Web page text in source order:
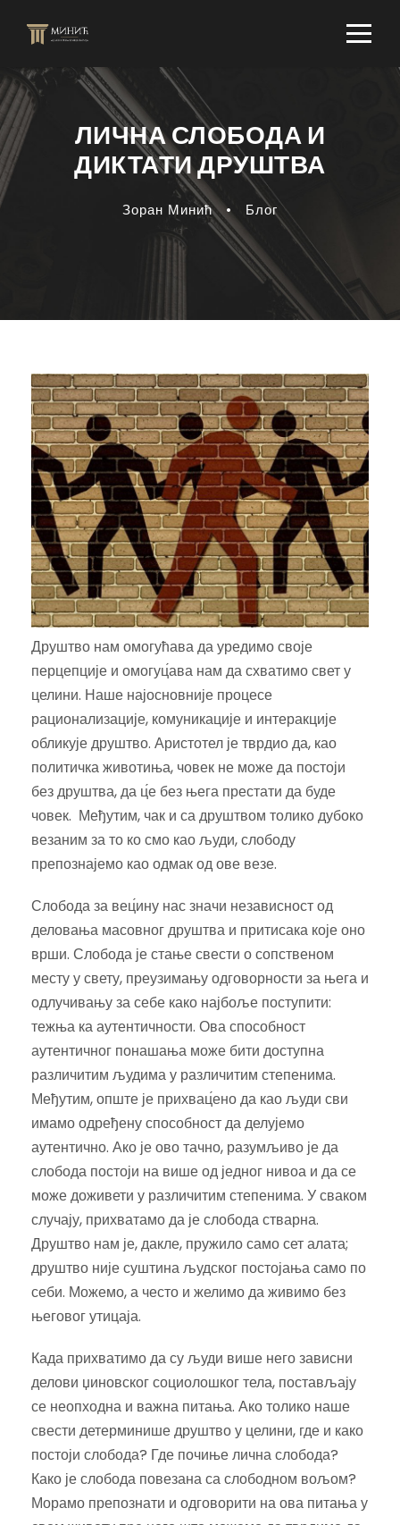
ЛИЧНА СЛОБОДА И
ДИКТАТИ ДРУШТВА
Зоран Минић • Блог
Друштво нам омогућава да уредимо своје
перцепције и омогуц́ава нам да схватимо свет у
целини. Наше најосновније процесе
рационализације, комуникације и интеракције
обликује друштво. Аристотел је тврдио да, као
политичка животиња, човек не може да постоји
без друштва, да ц́е без њега престати да буде
човек. Међутим, чак и са друштвом толико дубоко
везаним за то ко смо као људи, слободу
препознајемо као одмак од ове везе.
Слобода за вец́ину нас значи независност од
деловања масовног друштва и притисака које оно
врши. Слобода је стање свести о сопственом
месту у свету, преузимању одговорности за њега и
одлучивању за себе како најбоље поступити:
тежња ка аутентичности. Ова способност
аутентичног понашања може бити доступна
различитим људима у различитим степенима.
Међутим, опште је прихвац́ено да као људи сви
имамо одређену способност да делујемо
аутентично. Ако је ово тачно, разумљиво је да
слобода постоји на више од једног нивоа и да се
може доживети у различитим степенима. У сваком
случају, прихватамо да је слобода стварна.
Друштво нам је, дакле, пружило само сет алата;
друштво није суштина људског постојања само по
себи. Можемо, а често и желимо да живимо без
његовог утицаја.
Када прихватимо да су људи више него зависни
делови џиновског социолошког тела, постављају
се неопходна и важна питања. Ако толико наше
свести детерминише друштво у целини, где и како
постоји слобода? Где почиње лична слобода?
Како је слобода повезана са слободном вољом?
Морамо препознати и одговорити на ова питања у